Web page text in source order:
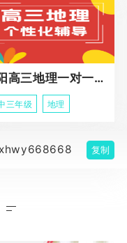
咸阳高三地理一对一辅导课程
三年级 地理
xhwy668668 复制